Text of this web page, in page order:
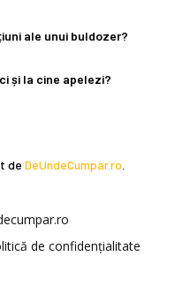
ale unui buldozer?
și la cine apelezi?
de DeUndeCumpar.ro
de confidențialitate